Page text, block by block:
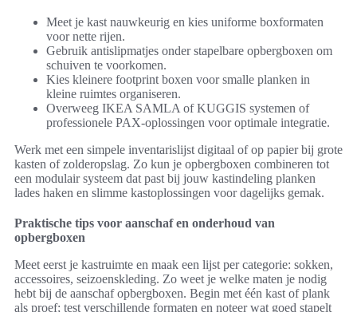
Meet je kast nauwkeurig en kies uniforme boxformaten
voor nette rijen.
Gebruik antislipmatjes onder stapelbare opbergboxen om
schuiven te voorkomen.
Kies kleinere footprint boxen voor smalle planken in
kleine ruimtes organiseren.
Overweeg IKEA SAMLA of KUGGIS systemen of
professionele PAX-oplossingen voor optimale integratie.
Werk met een simpele inventarislijst digitaal of op papier bij grote
kasten of zolderopslag. Zo kun je opbergboxen combineren tot
een modulair systeem dat past bij jouw kastindeling planken
lades haken en slimme kastoplossingen voor dagelijks gemak.
Praktische tips voor aanschaf en onderhoud van
opbergboxen
Meet eerst je kastruimte en maak een lijst per categorie: sokken,
accessoires, seizoenskleding. Zo weet je welke maten je nodig
hebt bij de aanschaf opbergboxen. Begin met één kast of plank
als proef; test verschillende formaten en noteer wat goed stapelt